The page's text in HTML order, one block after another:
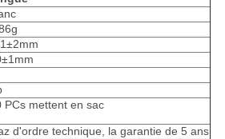
PCs mettent en sac
d'ordre technique, la garantie de 5 ans